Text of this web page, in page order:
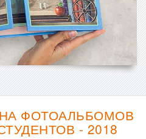
ФОТОАЛЬБОМОВ
- 2018